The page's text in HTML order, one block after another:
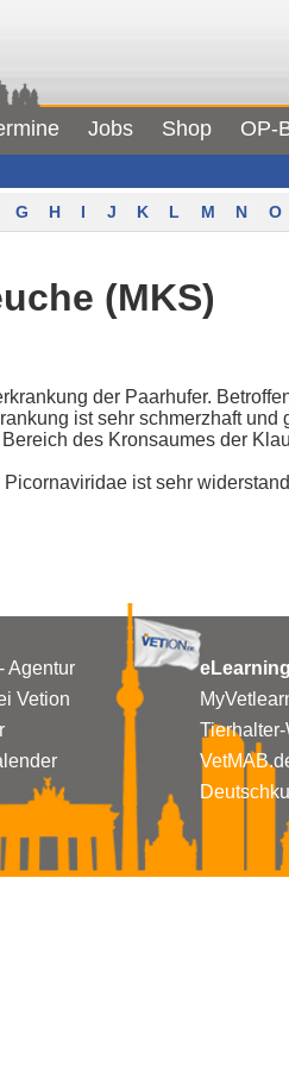
Jobs Shop OP-
G H I J K L M N O
(MKS)
der Paarhufer.
ist sehr schmerzhaft
des Kronsaumes der
ist sehr
Agentur
Vetion
eLearning